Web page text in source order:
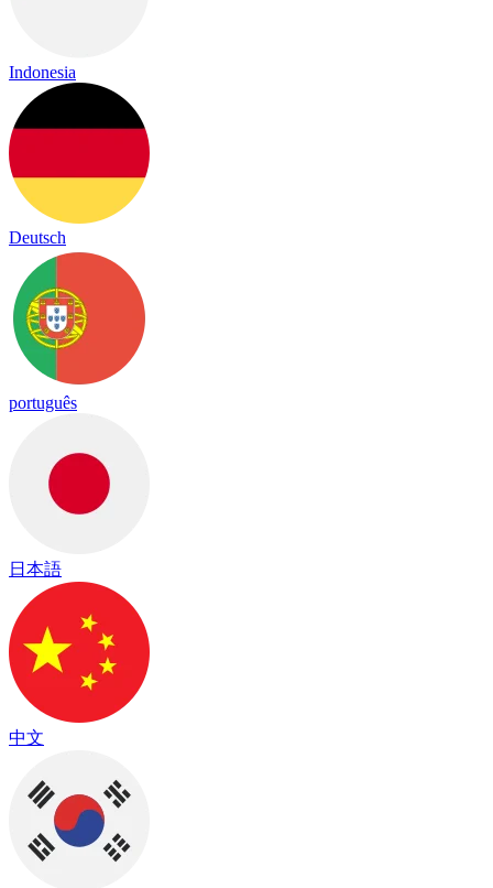
Indonesia
Deutsch
português
日本語
中文